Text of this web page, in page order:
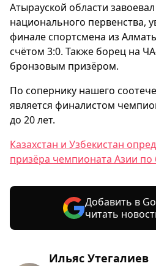
Ильяс Утегалиев
Атырауской области
национального первенства,
финале спортсмена из
счётом 3:0. Также борец на
бронзовым призёром.
По сопернику нашего
является финалистом
до 20 лет.
Казахстан и Узбекистан
призёра чемпионата Азии
Добавить в
читать